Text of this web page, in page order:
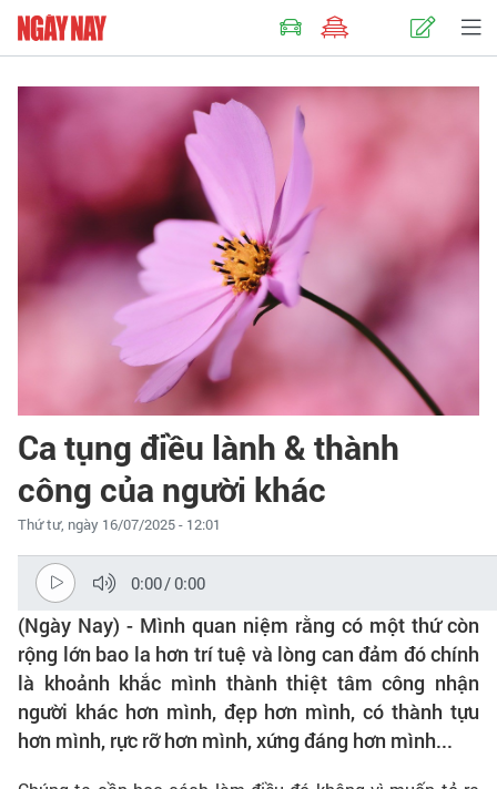
Ca tụng điều lành & thành
công của người khác
Thứ tư, ngày 16/07/2025 - 12:01
0:00/0:00
(Ngày Nay) - Mình quan niệm rằng có một thứ còn
rộng lớn bao la hơn trí tuệ và lòng can đảm đó chính
là khoảnh khắc mình thành thiệt tâm công nhận
người khác hơn mình, đẹp hơn mình, có thành tựu
hơn mình, rực rỡ hơn mình, xứng đáng hơn mình...